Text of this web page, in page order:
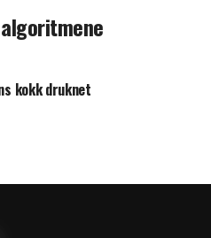
kokk druknet